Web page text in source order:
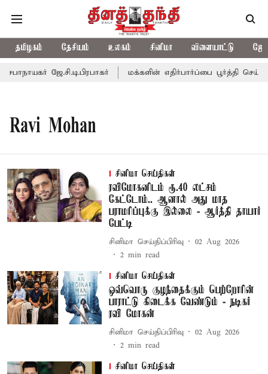
தமிழகம் தேசியம் உலகம் சினிமா விளையாட்டு
ஜே.சி.டி.பிரபாகர் மக்களின் எதிர்பார்ப்பை பூர்த்தி
Ravi Mohan
சினிமா செய்திகள்
ரவிமோகனிடம் ரூ.40 லட்சம்
கேட்டோம்.. ஆனால் அது மாத
பராமரிப்புக்கு இல்லை - ஆர்த்தி தாயார்
பேட்டி
சினிமா செய்திப்பிரிவு
02 Aug 2026
2 min read
சினிமா செய்திகள்
ஒவ்வொரு குழந்தைக்கும் பெற்றோரின்
பாராட்டு கிடைக்க வேண்டும் - நடிகர்
ரவி மோகன்
சினிமா செய்திப்பிரிவு
02 Aug 2026
2 min read
சினிமா செய்திகள்